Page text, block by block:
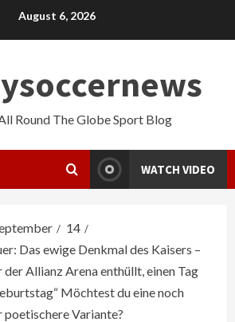
August 6, 2026
Round The Globe Sport Blog
WATCH VIDEO
14
Das ewige Denkmal des Kaisers –
Allianz Arena enthüllt, einen Tag
Möchtest du eine noch
Variante?